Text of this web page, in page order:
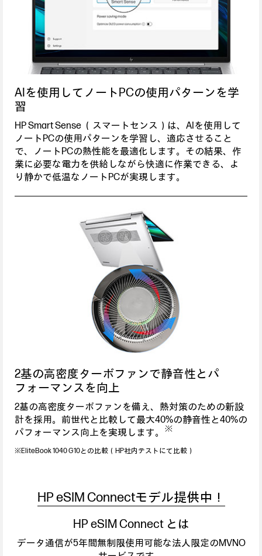
AIを使用してノートPCの使用パターンを学
習
HP Smart Sense （スマートセンス）は、AIを使用して
ノートPCの使用パターンを学習し、適応させること
で、ノートPCの熱性能を最適化します。その結果、作
業に必要な電力を供給しながら快適に作業できる、よ
り静かで低温なノートPCが実現します。
2基の高密度ターボファンで静音性とパ
フォーマンスを向上
2基の高密度ターボファンを備え、熱対策のための新設
計を採用。前世代と比較して最大40%の静音性と40%の
パフォーマンス向上を実現します。
※
※EliteBook 1040 G10との比較（HP社内テストにて比較）
HP eSIM Connectモデル提供中！
HP eSIM Connect とは
データ通信が5年間無制限使用可能な法人限定のMVNO